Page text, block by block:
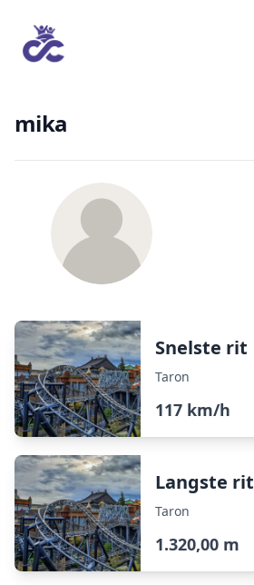
mika
Snelste rit
Taron
117 km/h
Langste rit
Taron
1.320,00 m